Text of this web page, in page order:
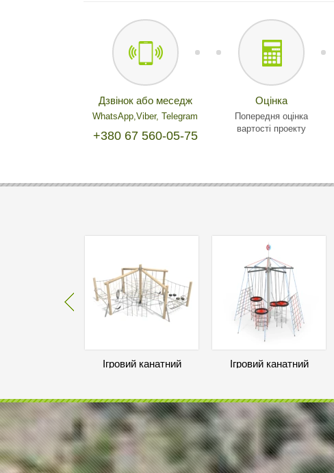
Дзвінок або меседж
WhatsApp,Viber, Telegram
+380 67 560-05-75
Оцінка
Попередня оцінка
вартості проекту
Ігровий канатний
Уточнити ціну
Ігровий канатний
Уточнити ціну